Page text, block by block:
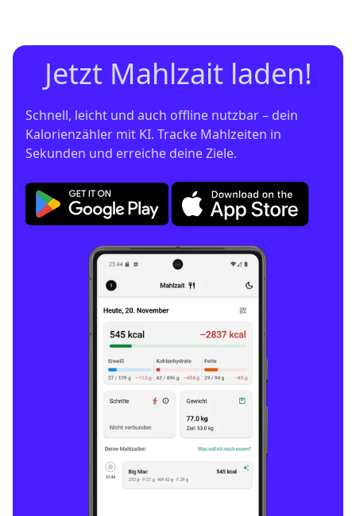
Jetzt Mahlzait laden!
Schnell, leicht und auch offline nutzbar – dein
Kalorienzähler mit KI. Tracke Mahlzeiten in
Sekunden und erreiche deine Ziele.